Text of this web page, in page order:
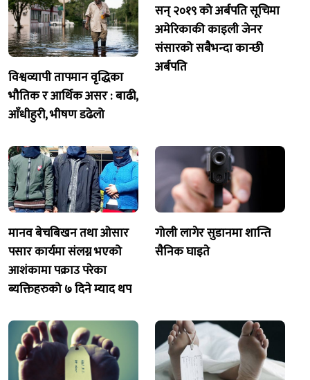
विश्वव्यापी तापमान वृद्धिका
भौतिक र आर्थिक असर : बाढी,
आँधीहुरी, भीषण डढेलो
सन् २०१९ को अर्बपति सूचिमा
अमेरिकाकी काइली जेनर
संसारको सबैभन्दा कान्छी
अर्बपति
मानव बेचबिखन तथा ओसार
पसार कार्यमा संलग्न भएको
आशंकामा पक्राउ परेका
ब्यक्तिहरुको ७ दिने म्याद थप
गोली लागेर सुडानमा शान्ति
सैनिक घाइते